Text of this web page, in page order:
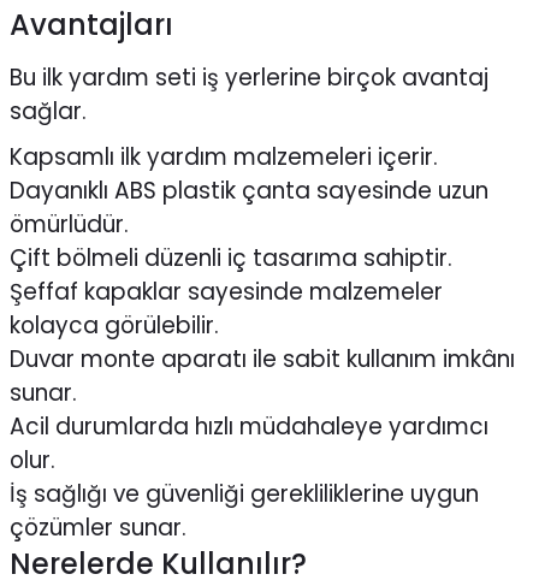
Avantajları
Bu ilk yardım seti iş yerlerine birçok avantaj
sağlar.
Kapsamlı ilk yardım malzemeleri içerir.
Dayanıklı ABS plastik çanta sayesinde uzun
ömürlüdür.
Çift bölmeli düzenli iç tasarıma sahiptir.
Şeffaf kapaklar sayesinde malzemeler
kolayca görülebilir.
Duvar monte aparatı ile sabit kullanım imkânı
sunar.
Acil durumlarda hızlı müdahaleye yardımcı
olur.
İş sağlığı ve güvenliği gerekliliklerine uygun
çözümler sunar.
Nerelerde Kullanılır?